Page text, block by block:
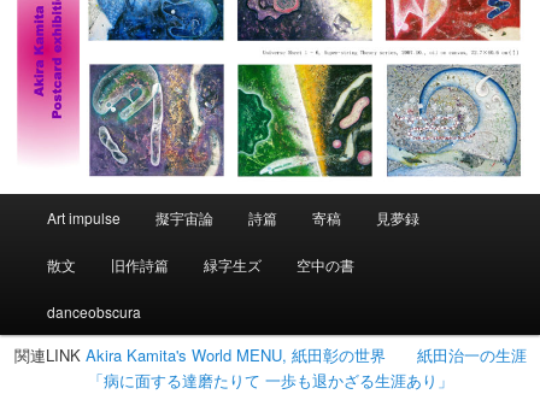
ュ
ー
Art impulse 擬宇宙論 詩篇 寄稿 見夢録
散文 旧作詩篇 緑字生ズ 空中の書
danceobscura
関連LINK Akira Kamita's World MENU, 紙田彰の世界
紙田治一の生涯
「病に面する達磨たりて 一歩も退かざる生涯あり」